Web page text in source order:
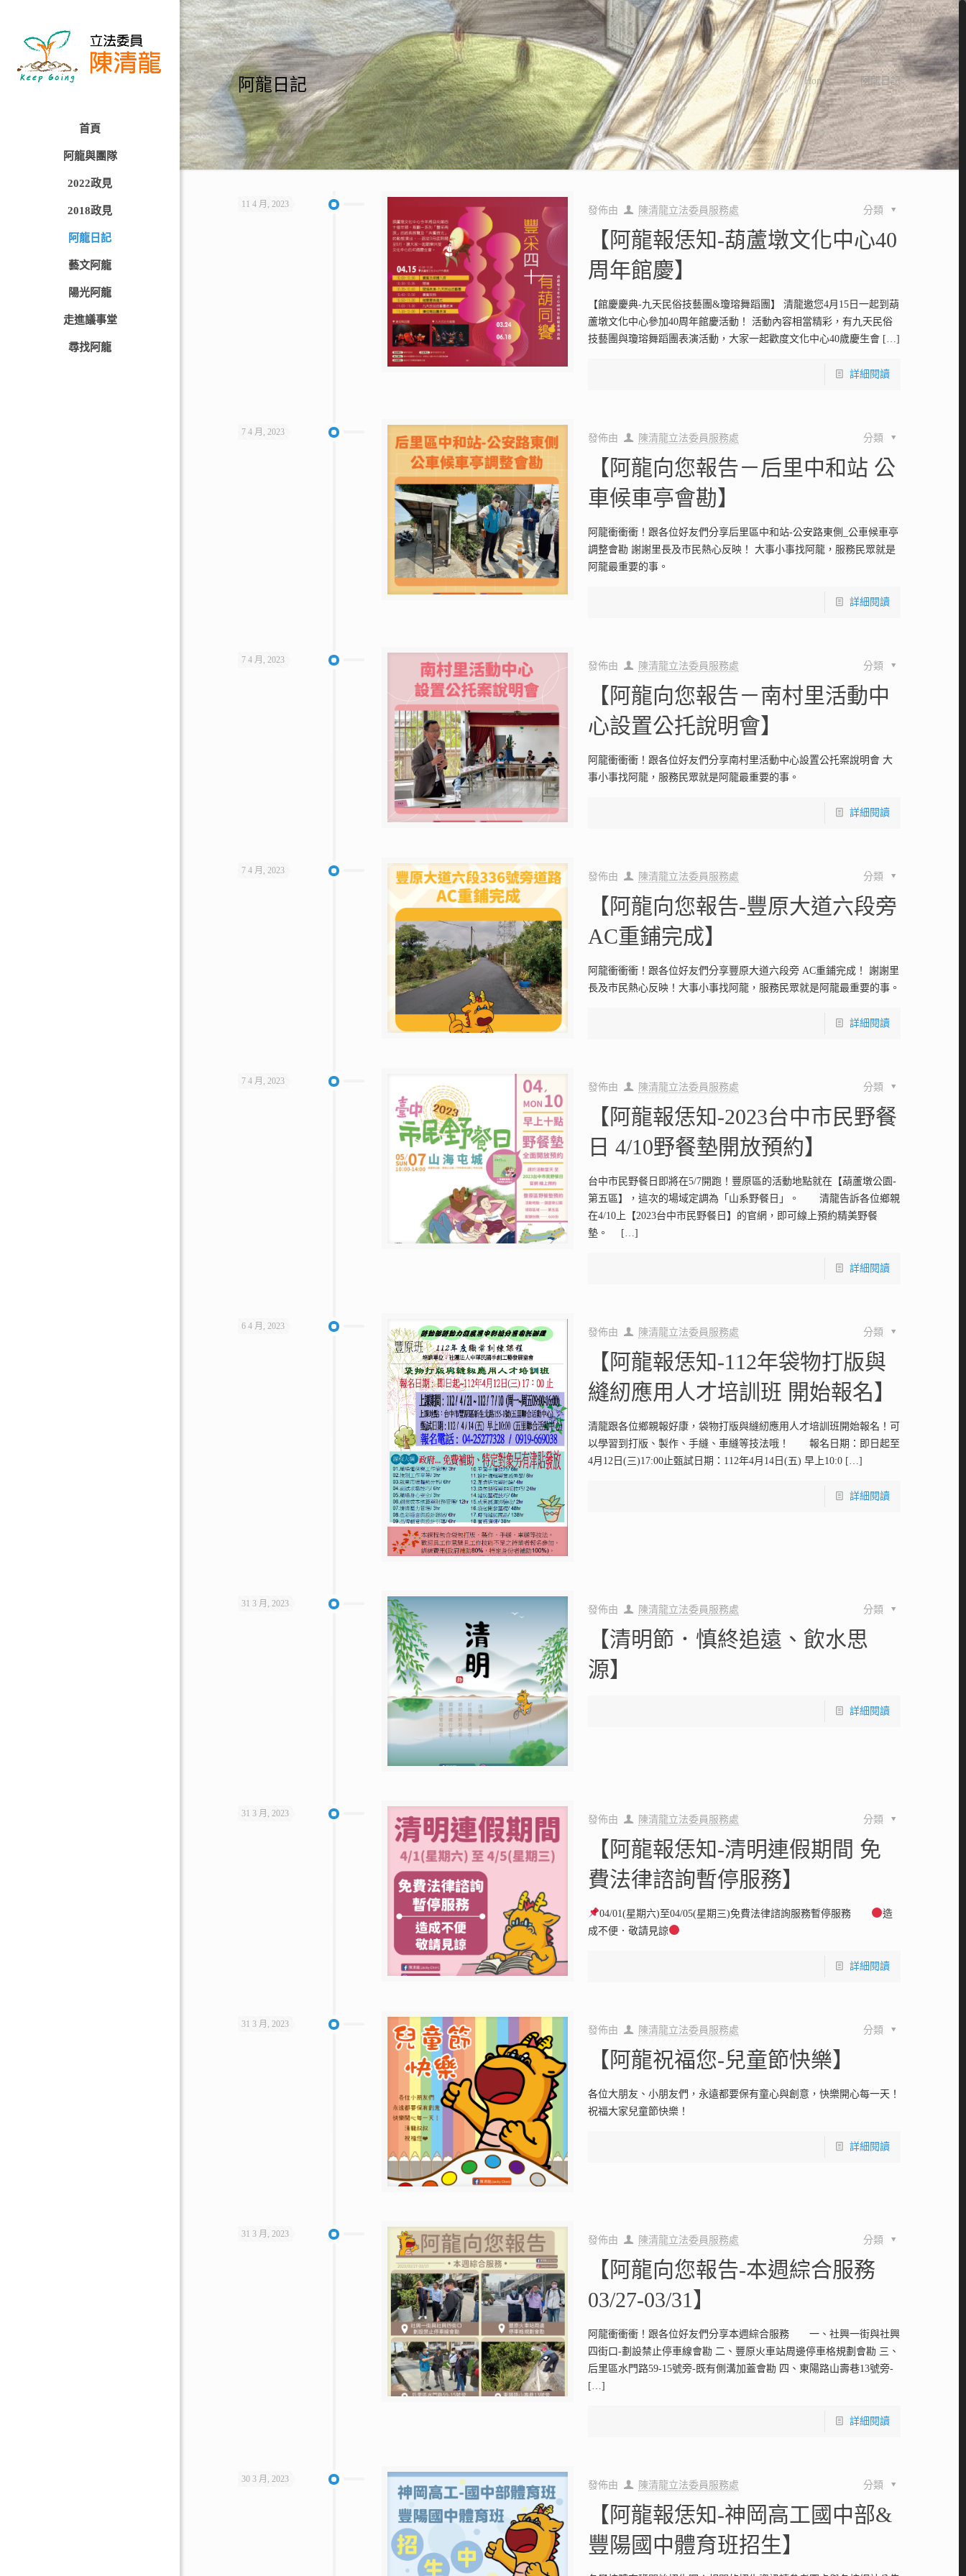
首頁
阿龍與團隊
2022政見
2018政見
阿龍日記
藝文阿龍
陽光阿龍
走進議事堂
尋找阿龍
阿龍日記 Home 阿龍日記
11 4 月, 2023
發佈由 陳清龍立法委員服務處 分類
【阿龍報恁知-葫蘆墩文化中心40
周年館慶】
【館慶慶典-九天民俗技藝團&瓊瑢舞蹈團】 清龍邀您4月15日一起到葫
蘆墩文化中心參加40周年館慶活動！ 活動內容相當精彩，有九天民俗
技藝團與瓊瑢舞蹈團表演活動，大家一起歡度文化中心40歲慶生會 […]
詳細閱讀
7 4 月, 2023
發佈由 陳清龍立法委員服務處 分類
【阿龍向您報告－后里中和站 公
車候車亭會勘】
阿龍衝衝衝！跟各位好友們分享后里區中和站-公安路東側_公車候車亭
調整會勘 謝謝里長及市民熱心反映！ 大事小事找阿龍，服務民眾就是
阿龍最重要的事。
詳細閱讀
7 4 月, 2023
發佈由 陳清龍立法委員服務處 分類
【阿龍向您報告－南村里活動中
心設置公托說明會】
阿龍衝衝衝！跟各位好友們分享南村里活動中心設置公托案說明會 大
事小事找阿龍，服務民眾就是阿龍最重要的事。
詳細閱讀
7 4 月, 2023
發佈由 陳清龍立法委員服務處 分類
【阿龍向您報告-豐原大道六段旁
AC重鋪完成】
阿龍衝衝衝！跟各位好友們分享豐原大道六段旁 AC重鋪完成！ 謝謝里
長及市民熱心反映！大事小事找阿龍，服務民眾就是阿龍最重要的事。
詳細閱讀
7 4 月, 2023
發佈由 陳清龍立法委員服務處 分類
【阿龍報恁知-2023台中市民野餐
日 4/10野餐墊開放預約】
台中市民野餐日即將在5/7開跑！豐原區的活動地點就在【葫蘆墩公園-
第五區】，這次的場域定調為「山系野餐日」。 清龍告訴各位鄉親
在4/10上【2023台中市民野餐日】的官網，即可線上預約精美野餐
墊。
[…]
詳細閱讀
6 4 月, 2023
發佈由 陳清龍立法委員服務處 分類
【阿龍報恁知-112年袋物打版與
縫紉應用人才培訓班 開始報名】
清龍跟各位鄉親報好康，袋物打版與縫紉應用人才培訓班開始報名！可
以學習到打版、製作、手縫、車縫等技法哦！ 報名日期：即日起至
4月12日(三)17:00止甄試日期：112年4月14日(五) 早上10:0 […]
詳細閱讀
31 3 月, 2023
發佈由 陳清龍立法委員服務處 分類
【清明節．慎終追遠、飲水思
源】
詳細閱讀
31 3 月, 2023
發佈由 陳清龍立法委員服務處 分類
【阿龍報恁知-清明連假期間 免
費法律諮詢暫停服務】
04/01(星期六)至04/05(星期三)免費法律諮詢服務暫停服務
造
成不便．敬請見諒
詳細閱讀
31 3 月, 2023
發佈由 陳清龍立法委員服務處 分類
【阿龍祝福您-兒童節快樂】
各位大朋友、小朋友們，永遠都要保有童心與創意，快樂開心每一天！
祝福大家兒童節快樂！
詳細閱讀
31 3 月, 2023
發佈由 陳清龍立法委員服務處 分類
【阿龍向您報告-本週綜合服務
03/27-03/31】
阿龍衝衝衝！跟各位好友們分享本週綜合服務 一、社興一街與社興
四街口-劃設禁止停車線會勘 二、豐原火車站周邊停車格規劃會勘 三、
后里區水門路59-15號旁-既有側溝加蓋會勘 四、東陽路山壽巷13號旁-
[…]
詳細閱讀
30 3 月, 2023
發佈由 陳清龍立法委員服務處 分類
【阿龍報恁知-神岡高工國中部&
豐陽國中體育班招生】